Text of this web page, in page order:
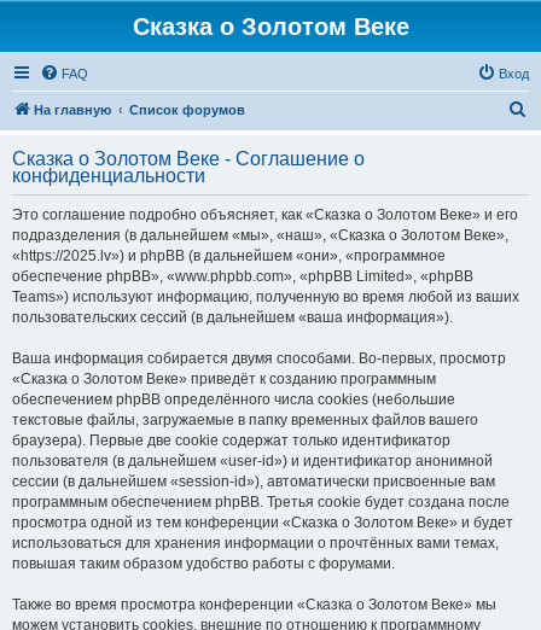
Сказка о Золотом Веке
FAQ Вход
На главную Список форумов
с
Сказка о Золотом Веке - Соглашение о
конфиденциальности
Это соглашение подробно объясняет, как «Сказка о Золотом Веке» и его
подразделения (в дальнейшем «мы», «наш», «Сказка о Золотом Веке»,
«https://2025.lv») и phpBB (в дальнейшем «они», «программное
обеспечение phpBB», «www.phpbb.com», «phpBB Limited», «phpBB
Teams») используют информацию, полученную во время любой из ваших
пользовательских сессий (в дальнейшем «ваша информация»).
Ваша информация собирается двумя способами. Во-первых, просмотр
«Сказка о Золотом Веке» приведёт к созданию программным
обеспечением phpBB определённого числа cookies (небольшие
текстовые файлы, загружаемые в папку временных файлов вашего
браузера). Первые две cookie содержат только идентификатор
пользователя (в дальнейшем «user-id») и идентификатор анонимной
сессии (в дальнейшем «session-id»), автоматически присвоенные вам
программным обеспечением phpBB. Третья cookie будет создана после
просмотра одной из тем конференции «Сказка о Золотом Веке» и будет
использоваться для хранения информации о прочтённых вами темах,
повышая таким образом удобство работы с форумами.
Также во время просмотра конференции «Сказка о Золотом Веке» мы
можем установить cookies, внешние по отношению к программному